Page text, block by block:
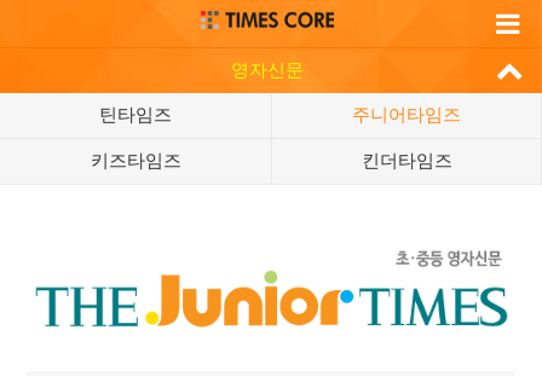
영자신문
틴타임즈 주니어타임즈
키즈타임즈 킨더타임즈